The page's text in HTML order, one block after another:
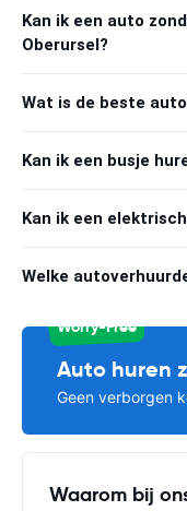
Kan ik een auto
Oberursel?
Wat is de beste
Kan ik een busje
Kan ik een
Welke
Worry-Free
Auto huren
Geen verborgen
Waarom bij